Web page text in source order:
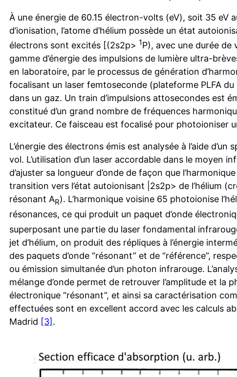
À une énergie de 60.15 électron-volts (eV), soit 35 eV
d’ionisation, l’atome d’hélium possède un état
électrons sont excités [(2s2p> 1P), avec une durée de
gamme d’énergie des impulsions de lumière ultra-
en laboratoire, par le processus de génération
focalisant un laser femtoseconde (plateforme PLFA du
dans un gaz. Un train d’impulsions attosecondes est
constitué d’un grand nombre de fréquences
excitateur. Ce faisceau est focalisé pour photoioniser
L’énergie des électrons émis est analysée à l’aide
vol. L’utilisation d’un laser accordable dans le moyen
d’ajuster sa longueur d’onde de façon que
transition vers l’état autoionisant |2s2p> de l’hélium
résonant AR). L’harmonique voisine 65 photoionise
résonances, ce qui produit un paquet d’onde
superposant une partie du laser fondamental
jet d’hélium, on produit des répliques à l’énergie
des paquets d’onde “résonant” et de “référence”,
ou émission simultanée d’un photon infrarouge.
mélange d’onde permet de retrouver l’amplitude et la
électronique “résonant”, et ainsi sa caractérisation
effectuées sont en excellent accord avec les calculs
Madrid [3].